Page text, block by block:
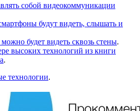
собой видеокоммуникации
будут видеть, слышать и
будет видеть сквозь стены.
высоких технологий из книги
.
технологии.